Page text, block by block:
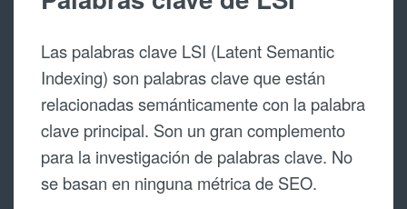
Las palabras clave LSI (Latent Semantic
Indexing) son palabras clave que están
relacionadas semánticamente con la palabra
clave principal. Son un gran complemento
para la investigación de palabras clave. No
se basan en ninguna métrica de SEO.